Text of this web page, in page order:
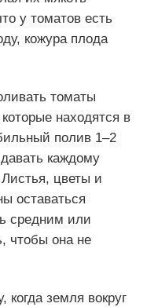
у томатов есть
кожура плода
томаты
находятся в
полив 1–2
каждому
цветы и
оставаться
средним или
чтобы она не
земля вокруг